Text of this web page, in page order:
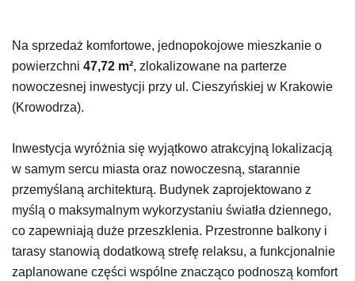
Na sprzedaż komfortowe, jednopokojowe mieszkanie o
powierzchni 47,72 m², zlokalizowane na parterze
nowoczesnej inwestycji przy ul. Cieszyńskiej w Krakowie
(Krowodrza).
Inwestycja wyróżnia się wyjątkowo atrakcyjną lokalizacją
w samym sercu miasta oraz nowoczesną, starannie
przemyślaną architekturą. Budynek zaprojektowano z
myślą o maksymalnym wykorzystaniu światła dziennego,
co zapewniają duże przeszklenia. Przestronne balkony i
tarasy stanowią dodatkową strefę relaksu, a funkcjonalnie
zaplanowane części wspólne znacząco podnoszą komfort